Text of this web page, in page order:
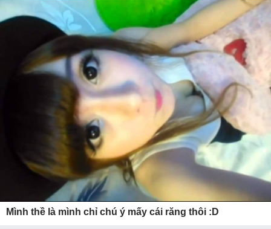
Mình thề là mình chỉ chú ý mấy cái răng thôi :D